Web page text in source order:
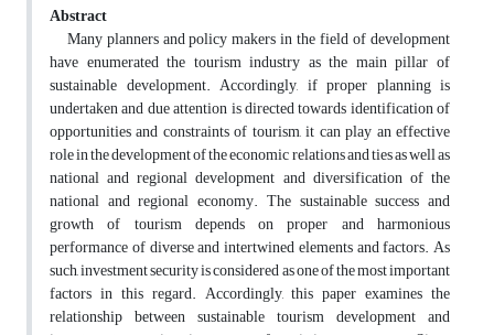
Abstract
Many planners and policy makers in the field of development
have enumerated the tourism industry as the main pillar of
sustainable development. Accordingly, if proper planning is
undertaken and due attention is directed towards identification of
opportunities and constraints of tourism, it can play an effective
role in the development of the economic relations and ties as well as
national and regional development and diversification of the
national and regional economy. The sustainable success and
growth of tourism depends on proper and harmonious
performance of diverse and intertwined elements and factors. As
such, investment security is considered as one of the most important
factors in this regard. Accordingly, this paper examines the
relationship between sustainable tourism development and